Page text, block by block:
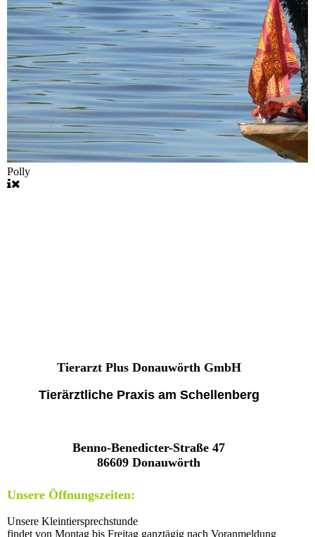
Polly
Tierarzt Plus Donauwörth GmbH
Tierärztliche Praxis am Schellenberg
Benno-Benedicter-Straße 47
86609 Donauwörth
Unsere Öffnungszeiten:
Unsere Kleintiersprechstunde
findet von Montag bis Freitag ganztägig nach Voranmeldung